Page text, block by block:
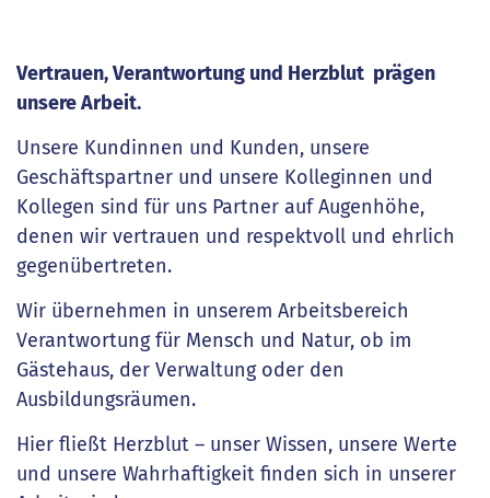
Vertrauen, Verantwortung und Herzblut prägen
unsere Arbeit.
Unsere Kundinnen und Kunden, unsere
Geschäftspartner und unsere Kolleginnen und
Kollegen sind für uns Partner auf Augenhöhe,
denen wir vertrauen und respektvoll und ehrlich
gegenübertreten.
Wir übernehmen in unserem Arbeitsbereich
Verantwortung für Mensch und Natur, ob im
Gästehaus, der Verwaltung oder den
Ausbildungsräumen.
Hier fließt Herzblut – unser Wissen, unsere Werte
und unsere Wahrhaftigkeit finden sich in unserer